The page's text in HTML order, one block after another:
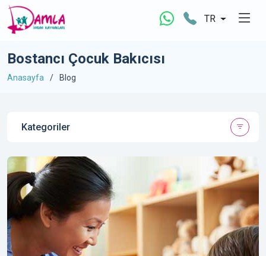
TR
Bostancı Çocuk Bakıcısı
Anasayfa Blog
Kategoriler